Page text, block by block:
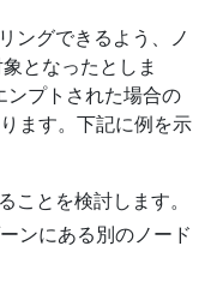
ングできるよう、ノ
となったとしま
プトされた場合の
ます。下記に例を示
ことを検討します。
ンにある別のノード